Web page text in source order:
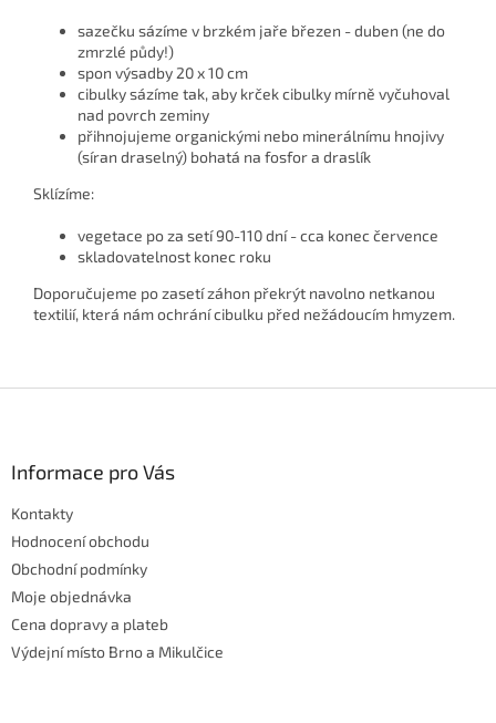
sazečku sázíme v brzkém jaře březen - duben (ne do
zmrzlé půdy!)
spon výsadby 20 x 10 cm
cibulky sázíme tak, aby krček cibulky mírně vyčuhoval
nad povrch zeminy
přihnojujeme organickými nebo minerálnímu hnojivy
(síran draselný) bohatá na fosfor a draslík
Sklízíme:
vegetace po za setí 90-110 dní - cca konec července
skladovatelnost konec roku
Doporučujeme po zasetí záhon překrýt navolno netkanou
textilií, která nám ochrání cibulku před nežádoucím hmyzem.
Informace pro Vás
Kontakty
Hodnocení obchodu
Obchodní podmínky
Moje objednávka
Cena dopravy a plateb
Výdejní místo Brno a Mikulčice